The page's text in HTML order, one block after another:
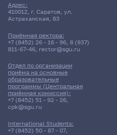
Адрес:
410012, г. Саратов, ул.
Астраханская, 83
Приёмная ректора:
+7 (8452) 26 - 16 - 96, 8 (937)
811-67-46, rector@sgu.ru
Отдел по организации
приёма на основные
образовательные
программы (Центральная
приёмная комиссия):
+7 (8452) 51 - 92 - 26,
cpk@sgu.ru
International Students:
+7 (8452) 50 - 87 - 07,